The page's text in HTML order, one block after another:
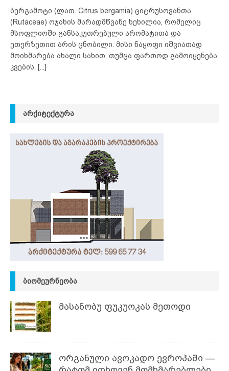
ბერგამოტი (ლათ. Citrus bergamia) ციტრუსოვანთა
(Rutaceae) ოჯახის მარადმწვანე ხეხილია, რომელიც
მსოფლიოში განსაკუთრებული არომატითა და
ეთერზეთით არის ცნობილი. მისი ნაყოფი იშვიათად
მოიხმარება ახალი სახით, თუმცა ფართოდ გამოიყენება
კვების,
[...]
ᲐᲠᲥᲘᲢᲔᲥᲢᲣᲠᲐ
ᲑᲘᲝᲛᲔᲣᲠᲜᲔᲝᲑᲐ
მასანობუ ფუკუოკას მეთოდი
ორგანული ავოკადო ევროპაში —